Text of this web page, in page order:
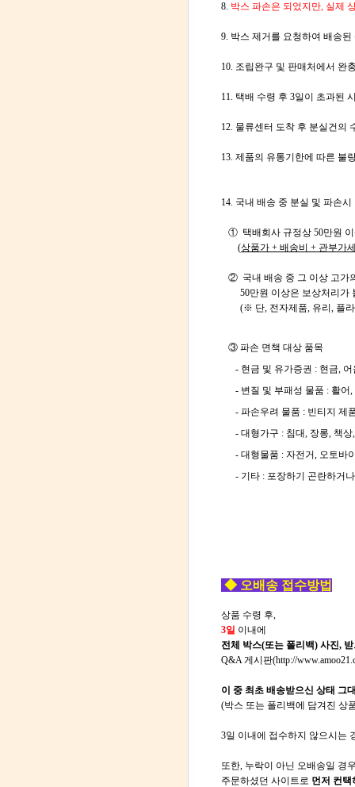
8. 박스 파손은 되었지만, 실제
9. 박스 제거를 요청하여 배송
10. 조립완구 및 판매처에서 완
11. 택배 수령 후 3일이 초과된
12. 물류센터 도착 후 분실건의
13. 제품의 유통기한에 따른 불
14. 국내 배송 중 분실 및 파손시
① 택배회사 규정상 50만원
(상품가 + 배송비 + 관부가
② 국내 배송 중 그 이상 고가
50만원 이상은 보상처리가
(※ 단, 전자제품, 유리, 플라
③ 파손 면책 대상 품목
- 현금 및 유가증권 : 현금, 어
- 변질 및 부패성 물품 : 활어,
- 파손우려 물품 : 빈티지 제
- 대형가구 : 침대, 장롱, 책상
- 대형물품 : 자전거, 오토바
- 기타 : 포장하기 곤란하거나
◆ 오배송 접수방법
상품 수령 후,
3일 이내에
전체 박스(또는 폴리백) 사진,
Q&A 게시판(http://
이 중 최초 배송받으신 상태 그
(박스 또는 폴리백에 담겨진 상
3일 이내에 접수하지 않으시는
또한, 누락이 아닌 오배송일 경
주문하셨던 사이트로 먼저 컨